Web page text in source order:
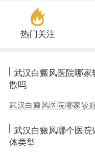
热门关注
武汉白癜风医院哪
散吗
武汉白癜风医院哪家较
武汉白癜风哪个医
体类型